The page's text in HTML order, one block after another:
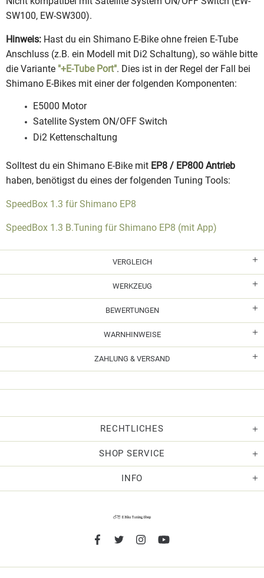
SW100, EW-SW300).
Hinweis: Hast du ein Shimano E-Bike ohne freien E-Tube
Anschluss (z.B. ein Modell mit Di2 Schaltung), so wähle bitte
die Variante "+E-Tube Port". Dies ist in der Regel der Fall bei
Shimano E-Bikes mit einer der folgenden Komponenten:
E5000 Motor
Satellite System ON/OFF Switch
Di2 Kettenschaltung
Solltest du ein Shimano E-Bike mit EP8 / EP800 Antrieb
haben, benötigst du eines der folgenden Tuning Tools:
SpeedBox 1.3 für Shimano EP8
SpeedBox 1.3 B.Tuning für Shimano EP8 (mit App)
VERGLEICH
WERKZEUG
BEWERTUNGEN
WARNHINWEISE
ZAHLUNG & VERSAND
RECHTLICHES
SHOP SERVICE
INFO